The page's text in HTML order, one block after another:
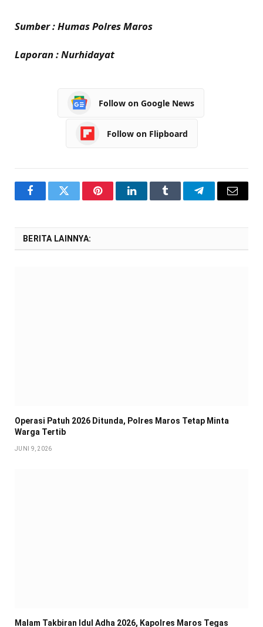
Sumber : Humas Polres Maros
Laporan : Nurhidayat
Follow on Google News
Follow on Flipboard
FacebookTwitter PinterestLinkedInTumblr TelegramEmail
BERITA LAINNYA:
Operasi Patuh 2026 Ditunda, Polres Maros Tetap Minta
Warga Tertib
JUNI 9, 2026
Malam Takbiran Idul Adha 2026, Kapolres Maros Tegas